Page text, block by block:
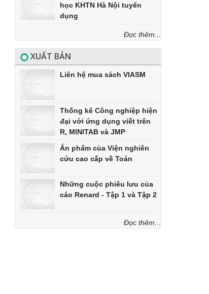
học KHTN Hà Nội tuyển
dụng
Đọc thêm...
XUẤT BẢN
Liên hệ mua sách VIASM
Thống kê Công nghiệp hiện
đại với ứng dụng viết trên
R, MINITAB và JMP
Ấn phẩm của Viện nghiên
cứu cao cấp về Toán
Những cuộc phiêu lưu của
cáo Renard - Tập 1 và Tập 2
Đọc thêm...